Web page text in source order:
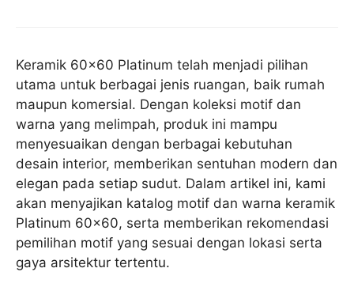
Keramik 60×60 Platinum telah menjadi pilihan
utama untuk berbagai jenis ruangan, baik rumah
maupun komersial. Dengan koleksi motif dan
warna yang melimpah, produk ini mampu
menyesuaikan dengan berbagai kebutuhan
desain interior, memberikan sentuhan modern dan
elegan pada setiap sudut. Dalam artikel ini, kami
akan menyajikan katalog motif dan warna keramik
Platinum 60×60, serta memberikan rekomendasi
pemilihan motif yang sesuai dengan lokasi serta
gaya arsitektur tertentu.